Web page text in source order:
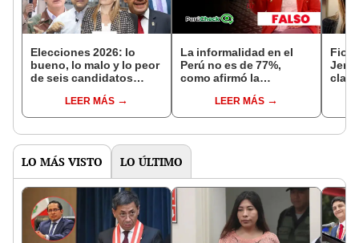
Elecciones 2026: lo
bueno, lo malo y lo peor
de seis candidatos
LEER MÁS
La informalidad en el
Perú no es de 77%,
como afirmó la
MolinelliLEER MÁS
Jerí:
LO MÁS VISTO LO ÚLTIMO